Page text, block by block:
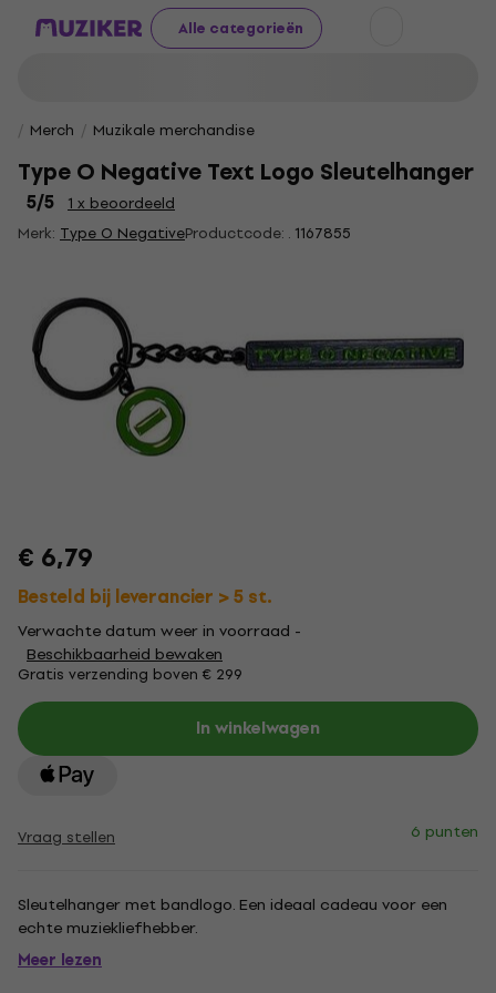
Alle categorieën
Merch Muzikale merchandise
Type O Negative Text Logo Sleutelhanger
5/5
1 x beoordeeld
Merk: Type O NegativeProductcode: . 1167855
€ 6,79
Besteld bij leverancier > 5 st.
Verwachte datum weer in voorraad -
Beschikbaarheid bewaken
Gratis verzending boven € 299
In winkelwagen
Vraag stellen 6 punten
Sleutelhanger met bandlogo. Een ideaal cadeau voor een
echte muziekliefhebber.
Meer lezen